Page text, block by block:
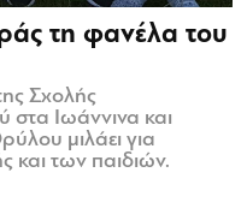
τη φανέλα του
Σχολής
Ιωάννινα και
μιλάει για
και των παιδιών.